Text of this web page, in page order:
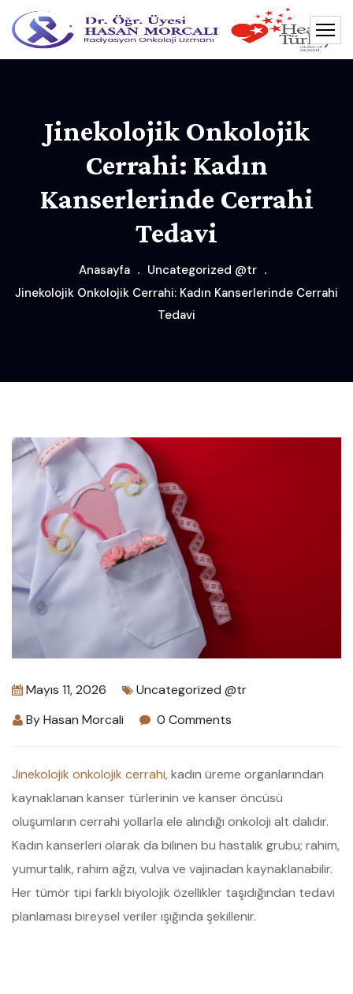
Jinekolojik Onkolojik
Cerrahi: Kadın
Kanserlerinde Cerrahi
Tedavi
Anasayfa
Uncategorized @tr
Jinekolojik Onkolojik Cerrahi: Kadın Kanserlerinde Cerrahi
Tedavi
Mayıs 11, 2026
Uncategorized @tr
ByHasan Morcali 0 Comments
Jinekolojik onkolojik cerrahi, kadın üreme organlarından
kaynaklanan kanser türlerinin ve kanser öncüsü
oluşumların cerrahi yollarla ele alındığı onkoloji alt dalıdır.
Kadın kanserleri olarak da bilinen bu hastalık grubu; rahim,
yumurtalık, rahim ağzı, vulva ve vajinadan kaynaklanabilir.
Her tümör tipi farklı biyolojik özellikler taşıdığından tedavi
planlaması bireysel veriler ışığında şekillenir.